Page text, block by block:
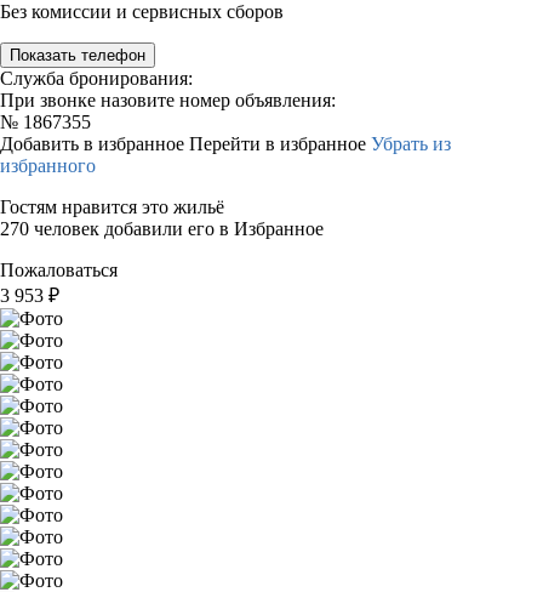
Без комиссии и сервисных сборов
Показать телефон
Служба бронирования:
При звонке назовите номер объявления:
№ 1867355
Добавить в избранное Перейти в избранное Убрать из
избранного
Гостям нравится это жильё
270 человек добавили его в Избранное
Пожаловаться
3 953 ₽